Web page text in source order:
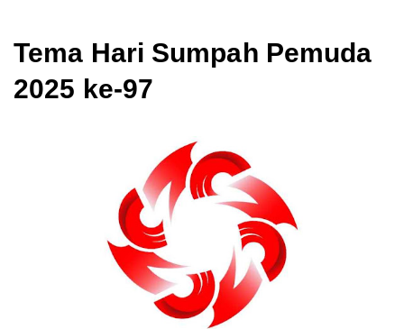
Tema Hari Sumpah Pemuda
2025 ke-97